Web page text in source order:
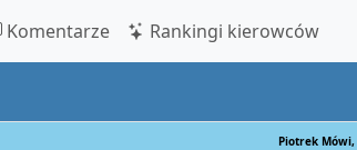
Komentarze Rankingi kierowców
Piotrek Mówi